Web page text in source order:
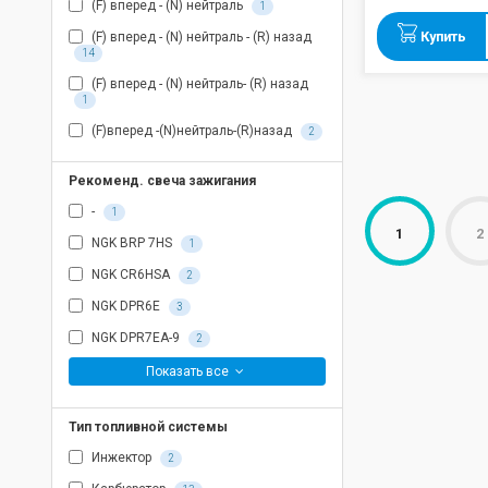
(F) вперед - (N) нейтраль 1
(F) вперед - (N) нейтраль - (R) назад
14
(F) вперед - (N) нейтраль- (R) назад
1
(F)вперед -(N)нейтраль-(R)назад 2
Рекоменд. свеча зажигания
- 1
NGK BRP 7HS 1
NGK CR6HSA 2
NGK DPR6E 3
NGK DPR7EA-9 2
NGK DPR7EА-9 8
Показать все
Тип топливной системы
Инжектор 2
Купить
1 2